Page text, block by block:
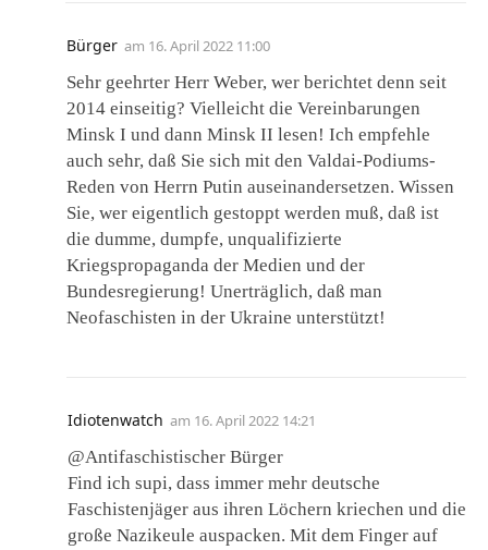
Bürger am 16. April 2022 11:00
Sehr geehrter Herr Weber, wer berichtet denn seit
2014 einseitig? Vielleicht die Vereinbarungen
Minsk I und dann Minsk II lesen! Ich empfehle
auch sehr, daß Sie sich mit den Valdai-Podiums-
Reden von Herrn Putin auseinandersetzen. Wissen
Sie, wer eigentlich gestoppt werden muß, daß ist
die dumme, dumpfe, unqualifizierte
Kriegspropaganda der Medien und der
Bundesregierung! Unerträglich, daß man
Neofaschisten in der Ukraine unterstützt!
Idiotenwatch am 16. April 2022 14:21
@Antifaschistischer Bürger
Find ich supi, dass immer mehr deutsche
Faschistenjäger aus ihren Löchern kriechen und die
große Nazikeule auspacken. Mit dem Finger auf